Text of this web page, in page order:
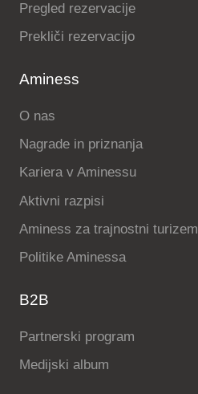
Pregled rezervacije
Prekliči rezervacijo
Aminess
O nas
Nagrade in priznanja
Kariera v Aminessu
Aktivni razpisi
Aminess za trajnostni turizem
Politike Aminessa
B2B
Partnerski program
Medijski album